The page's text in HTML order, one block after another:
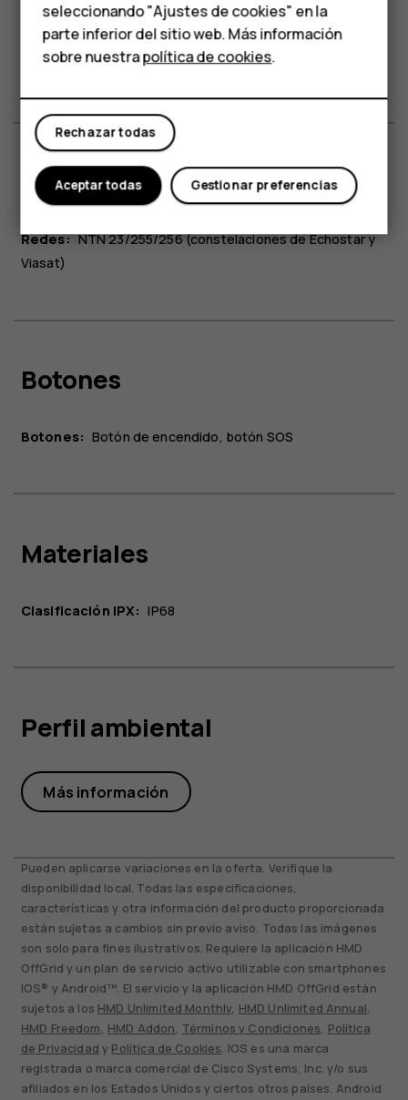
Para empresas
Tabletas
Tienda
Mi cuenta
Audio
Funciones: Altavoz con timbre de tono único
Redes
Redes: NTN 23/255/256 (constelaciones de Echostar y
Viasat)
Botones
Botones: Botón de encendido, botón SOS
Materiales
Clasificación IPX: IP68
Perfil ambiental
Más información
Pueden aplicarse variaciones en la oferta. Verifique la
disponibilidad local. Todas las especificaciones,
características y otra información del producto proporcionada
están sujetas a cambios sin previo aviso. Todas las imágenes
son solo para fines ilustrativos. Requiere la aplicación HMD
OffGrid y un plan de servicio activo utilizable con smartphones
IOS® y Android™. El servicio y la aplicación HMD OffGrid están
sujetos a los HMD Unlimited Monthly, HMD Unlimited Annual,
HMD Freedom, HMD Addon, Términos y Condiciones, Política
de Privacidad y Política de Cookies. IOS es una marca
registrada o marca comercial de Cisco Systems, Inc. y/o sus
afiliados en los Estados Unidos y ciertos otros países. Android
seleccionando "Ajustes de cookies" en la
parte inferior del sitio web. Más información
sobre nuestrapolítica de cookies.
Rechazar todas
Gestionar preferencias
Aceptar todas